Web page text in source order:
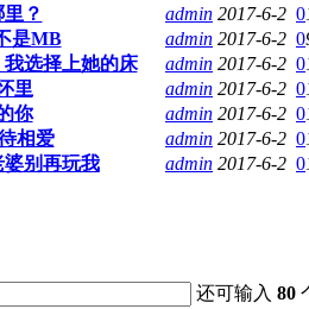
？
admin 2017-6-2 0
是MB
admin 2017-6-2 0
选择上她的床
admin 2017-6-2 0
里
admin 2017-6-2 0
你
admin 2017-6-2 0
相爱
admin 2017-6-2 0
别再玩我
admin 2017-6-2 0
还可输入80